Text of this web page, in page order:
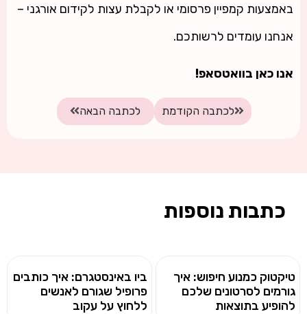
באמצעות קמפיין פרסומי או לקבלת עצות לקידום אורגני –
אנחנו עומדים לרשותכם.
אנו כאן בוואטסאפ!
לכתבה הקודמת לכתבה הבאה
כתבות נוספות
טיקטוק כמנוע חיפוש: איך
גורמים לסרטונים שלכם
להופיע בתוצאות
ביו באינסטגרם: איך כותבים
פרופיל שגורם לאנשים
ללחוץ על עקוב